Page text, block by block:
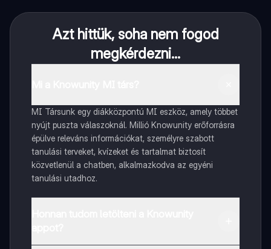
Azt hittük, soha nem fogod
megkérdezni...
MI Társunk egy diákközpontú MI eszköz, amely többet
nyújt puszta válaszoknál. Millió Knowunity erőforrásra
épülve releváns információkat, személyre szabott
tanulási terveket, kvízeket és tartalmat biztosít
közvetlenül a chatben, alkalmazkodva az egyéni
tanulási utadhoz.